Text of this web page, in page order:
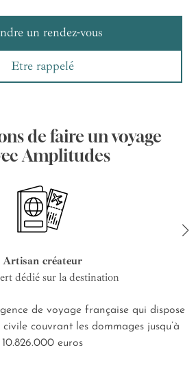
un rendez-vous
Etre rappelé
de faire un voyage
Amplitudes
Artisan créateur
dédié sur la destination
de voyage française qui dispose
couvrant les dommages jusqu’à
10.826.000 euros